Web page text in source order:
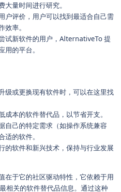
大量时间进行研究。
户评价，用户可以找到最适合自己需
效率。
试新软件的用户，AlternativeTo 提
用的平台。
级或更换现有软件时，可以在这里找
成本的软件替代品，以节省开支。
自己的特定需求（如操作系统兼容
适的软件。
的软件和新兴技术，保持与行业发展
在于它的社区驱动特性，它依赖于用
相关的软件替代品信息。通过这种